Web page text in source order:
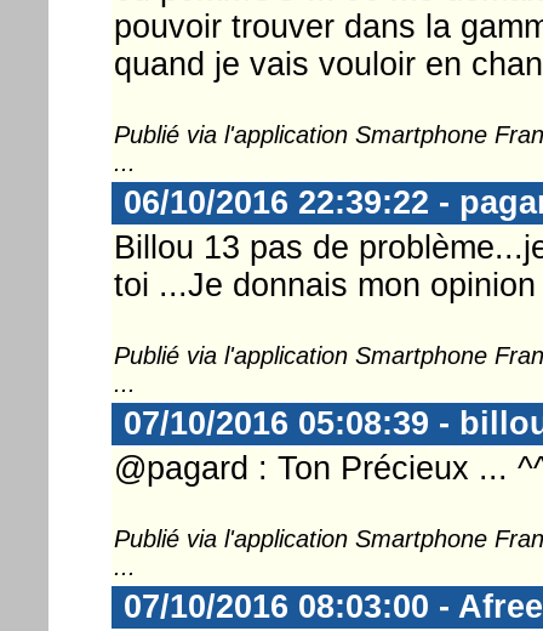
pouvoir trouver dans la
quand je vais vouloir en
Publié via l'application Smartphone
...
06/10/2016 22:39:22 -
Billou 13 pas de
toi ...Je donnais mon
Publié via l'application Smartphone
...
07/10/2016 05:08:39 -
@pagard : Ton Précieux ...
Publié via l'application Smartphone
...
07/10/2016 08:03:00 -